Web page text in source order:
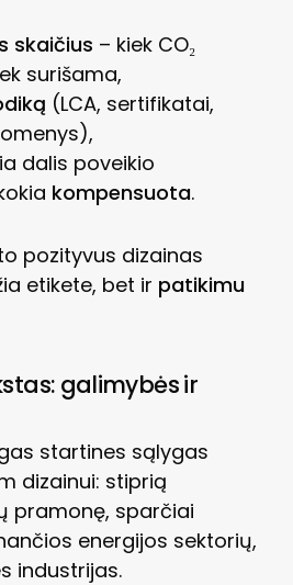
skaičius – kiek CO₂
surišama,
(LCA, sertifikatai,
dalis poveikio
kompensuota.
pozityvus dizainas
etikete, bet ir patikimu
galimybės ir
startines sąlygas
dizainui: stiprią
pramonę, sparčiai
energijos sektorių,
industrijas.